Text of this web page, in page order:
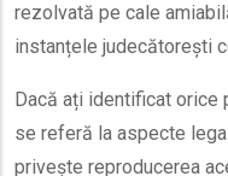
rezolvată pe cale
instanțele judecătorești
Dacă ați identificat orice
se referă la aspecte
privește reproducerea